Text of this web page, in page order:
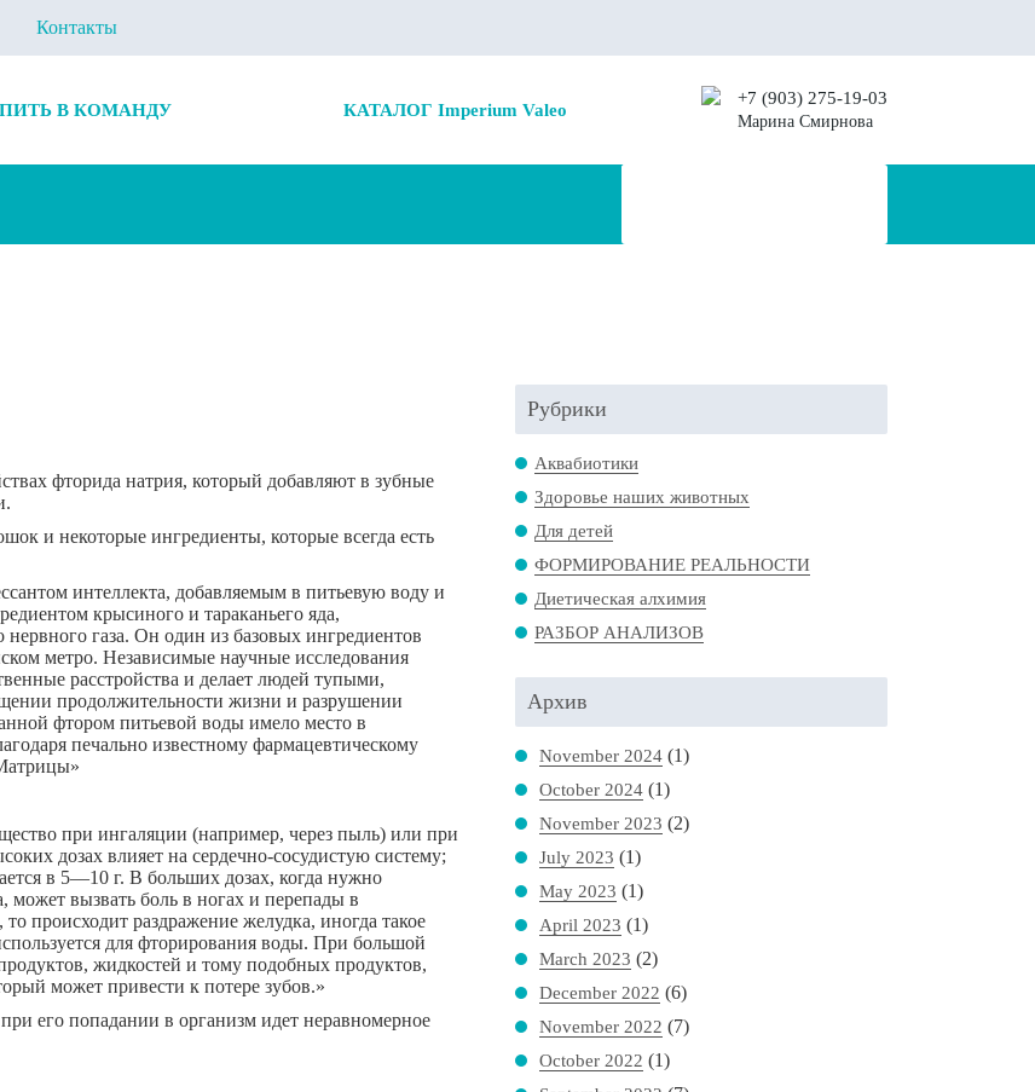
Контакты
В КОМАНДУ КАТАЛОГ Imperium Valeo
+7 (903) 275-19-03
Марина Смирнова
фторида натрия, который добавляют в зубные
и некоторые ингредиенты, которые всегда есть
интеллекта, добавляемым в питьевую воду и
крысиного и тараканьего яда,
газа. Он один из базовых ингредиентов
метро. Независимые научные исследования
расстройства и делает людей тупыми,
продолжительности жизни и разрушении
фтором питьевой воды имело место в
печально известному фармацевтическому
при ингаляции (например, через пыль) или при
дозах влияет на сердечно-сосудистую систему;
в 5—10 г. В больших дозах, когда нужно
может вызвать боль в ногах и перепады в
происходит раздражение желудка, иногда такое
для фторирования воды. При большой
жидкостей и тому подобных продуктов,
может привести к потере зубов.»
его попадании в организм идет неравномерное
Рубрики
Аквабиотики
Здоровье наших животных
Для детей
ФОРМИРОВАНИЕ РЕАЛЬНОСТИ
Диетическая алхимия
РАЗБОР АНАЛИЗОВ
Архив
November 2024 (1)
October 2024 (1)
November 2023 (2)
July 2023 (1)
May 2023 (1)
April 2023 (1)
March 2023 (2)
December 2022 (6)
November 2022 (7)
October 2022 (1)